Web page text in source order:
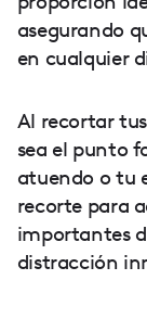
asegurando
en cualquier
Al recortar
sea el punto
atuendo o tu
recorte para
importantes
distracción